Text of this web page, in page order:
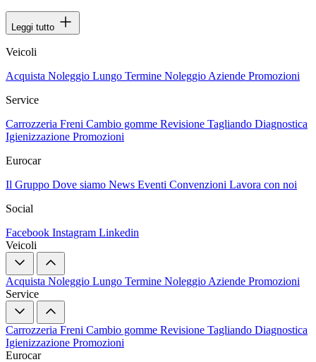
Leggi tutto
Veicoli
Acquista Noleggio Lungo Termine Noleggio Aziende Promozioni
Service
Carrozzeria Freni Cambio gomme Revisione Tagliando Diagnostica
Igienizzazione Promozioni
Eurocar
Il Gruppo Dove siamo News Eventi Convenzioni Lavora con noi
Social
Facebook Instagram Linkedin
Veicoli
Acquista Noleggio Lungo Termine Noleggio Aziende Promozioni
Service
Carrozzeria Freni Cambio gomme Revisione Tagliando Diagnostica
Igienizzazione Promozioni
Eurocar